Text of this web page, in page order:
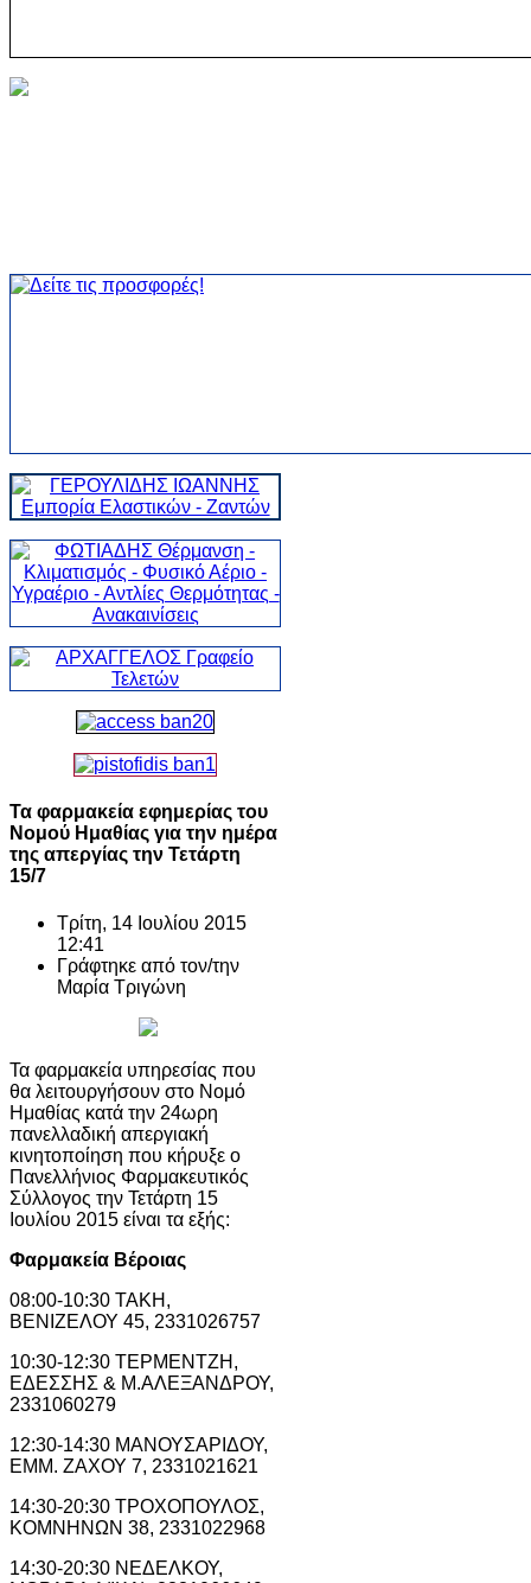
Τα φαρμακεία εφημερίας του
Νομού Ημαθίας για την ημέρα
της απεργίας την Τετάρτη
15/7
Τρίτη, 14 Ιουλίου 2015
12:41
Γράφτηκε από τον/την
Μαρία Τριγώνη
Τα φαρμακεία υπηρεσίας που
θα λειτουργήσουν στο Νομό
Ημαθίας κατά την 24ωρη
πανελλαδική απεργιακή
κινητοποίηση που κήρυξε ο
Πανελλήνιος Φαρμακευτικός
Σύλλογος την Τετάρτη 15
Ιουλίου 2015 είναι τα εξής:
Φαρμακεία Βέροιας
08:00-10:30 ΤΑΚΗ,
ΒΕΝΙΖΕΛΟΥ 45, 2331026757
10:30-12:30 ΤΕΡΜΕΝΤΖΗ,
ΕΔΕΣΣΗΣ & Μ.ΑΛΕΞΑΝΔΡΟΥ,
2331060279
12:30-14:30 ΜΑΝΟΥΣΑΡΙΔΟΥ,
ΕΜΜ. ΖΑΧΟΥ 7, 2331021621
14:30-20:30 ΤΡΟΧΟΠΟΥΛΟΣ,
ΚΟΜΝΗΝΩΝ 38, 2331022968
14:30-20:30 ΝΕΔΕΛΚΟΥ,